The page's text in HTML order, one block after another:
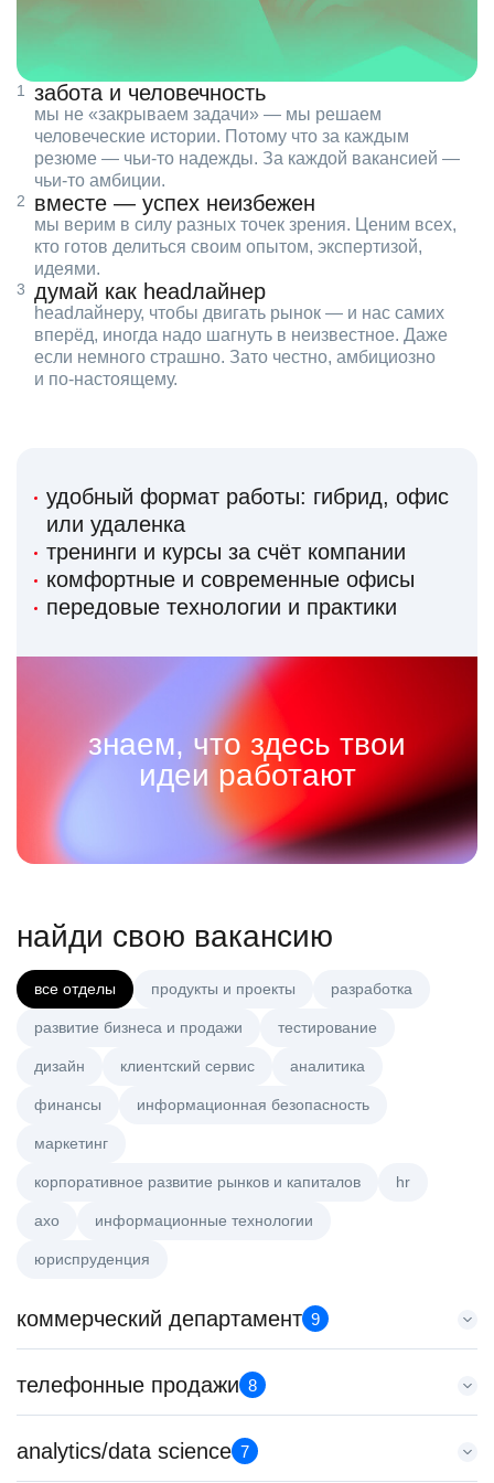
забота и человечность
мы не «закрываем задачи» — мы решаем
человеческие истории. Потому что за каждым
резюме — чьи‑то надежды. За каждой вакансией —
чьи‑то амбиции.
вместе — успех неизбежен
мы верим в силу разных точек зрения. Ценим всех,
кто готов делиться своим опытом, экспертизой,
идеями.
думай как headлайнер
headлайнеру, чтобы двигать рынок — и нас самих
вперёд, иногда надо шагнуть в неизвестное. Даже
если немного страшно. Зато честно, амбициозно
и по‑настоящему.
удобный формат работы: гибрид, офис
или удаленка
тренинги и курсы за счёт компании
комфортные и современные офисы
передовые технологии и практики
знаем, что здесь твои
идеи работают
найди свою вакансию
все отделы продукты и проекты разработка
развитие бизнеса и продажи тестирование
дизайн клиентский сервис аналитика
финансы информационная безопасность
маркетинг
корпоративное развитие рынков и капиталов hr
axo информационные технологии
юриспруденция
коммерческий департамент 9
Тренер по развитию компетенций продаж
HeadHunter::Коммерческий департамент
з/п не указана
телефонные продажи 8
Менеджер по продажам крупному бизнесу
HeadHunter::Телефонные продажи
analytics/data science 7